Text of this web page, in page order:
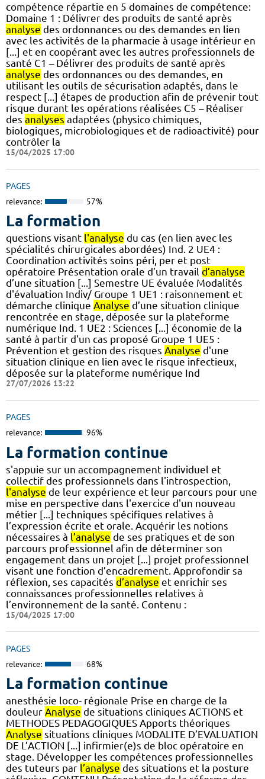
compétence répartie en 5 domaines de compétence:
Domaine 1 : Délivrer des produits de santé après
analyse des ordonnances ou des demandes en lien
avec les activités de la pharmacie à usage intérieur en
[...] et en coopérant avec les autres professionnels de
santé C1 – Délivrer des produits de santé après
analyse des ordonnances ou des demandes, en
utilisant les outils de sécurisation adaptés, dans le
respect [...] étapes de production afin de prévenir tout
risque durant les opérations réalisées C5 – Réaliser
des analyses adaptées (physico chimiques,
biologiques, microbiologiques et de radioactivité) pour
contrôler la
15/04/2025 17:00
PAGES
relevance: 57%
La formation
questions visant l'analyse du cas (en lien avec les
spécialités chirurgicales abordées) Ind. 2 UE4 :
Coordination activités soins péri, per et post
opératoire Présentation orale d’un travail d’analyse
d’une situation [...] Semestre UE évaluée Modalités
d'évaluation Indiv/ Groupe 1 UE1 : raisonnement et
démarche clinique Analyse d’une situation clinique
rencontrée en stage, déposée sur la plateforme
numérique Ind. 1 UE2 : Sciences [...] économie de la
santé à partir d'un cas proposé Groupe 1 UE5 :
Prévention et gestion des risques Analyse d'une
situation clinique en lien avec le risque infectieux,
déposée sur la plateforme numérique Ind
27/07/2026 13:22
PAGES
relevance: 96%
La formation continue
s'appuie sur un accompagnement individuel et
collectif des professionnels dans l'introspection,
l'analyse de leur expérience et leur parcours pour une
mise en perspective dans l'exercice d'un nouveau
métier [...] techniques spécifiques relatives à
l’expression écrite et orale. Acquérir les notions
nécessaires à l’analyse de ses pratiques et de son
parcours professionnel afin de déterminer son
engagement dans un projet [...] projet professionnel
visant une fonction d’encadrement. Approfondir sa
réflexion, ses capacités d’analyse et enrichir ses
connaissances professionnelles relatives à
l’environnement de la santé. Contenu :
15/04/2025 17:00
PAGES
relevance: 68%
La formation continue
anesthésie loco- régionale Prise en charge de la
douleur Analyse de situations cliniques ACTIONS et
METHODES PEDAGOGIQUES Apports théoriques
Analyse situations cliniques MODALITE D’EVALUATION
DE L’ACTION [...] infirmier(e)s de bloc opératoire en
stage. Développer les compétences professionnelles
des tuteurs par l’analyse des situations et la posture